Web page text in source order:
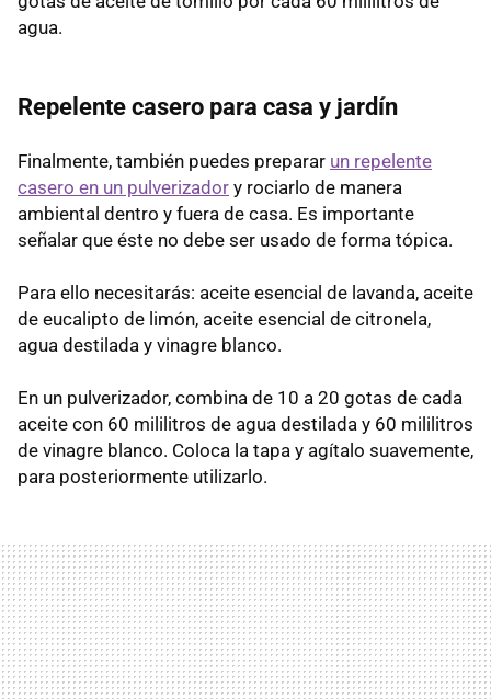
agua.
Repelente casero para casa y jardín
Finalmente, también puedes preparar un repelente
casero en un pulverizador y rociarlo de manera
ambiental dentro y fuera de casa. Es importante
señalar que éste no debe ser usado de forma tópica.
Para ello necesitarás: aceite esencial de lavanda, aceite
de eucalipto de limón, aceite esencial de citronela,
agua destilada y vinagre blanco.
En un pulverizador, combina de 10 a 20 gotas de cada
aceite con 60 mililitros de agua destilada y 60 mililitros
de vinagre blanco. Coloca la tapa y agítalo suavemente,
para posteriormente utilizarlo.